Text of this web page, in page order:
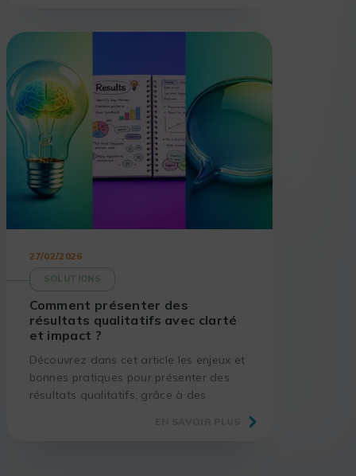
27/02/2026
SOLUTIONS
Comment présenter des
résultats qualitatifs avec clarté
et impact ?
Découvrez dans cet article les enjeux et
bonnes pratiques pour présenter des
résultats qualitatifs, grâce à des